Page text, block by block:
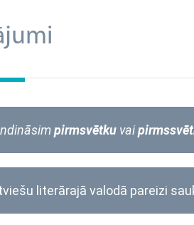
pirmsvētku vai
literārajā valodā pareizi